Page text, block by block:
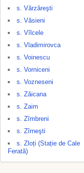
s. Vărzăreşti
s. Văsieni
s. Vîlcele
s. Vladimirovca
s. Voinescu
s. Vorniceni
s. Vozneseni
s. Zăicana
s. Zaim
s. Zîmbreni
s. Zîrneşti
s. Zloți (Stație de Cale
Ferată)